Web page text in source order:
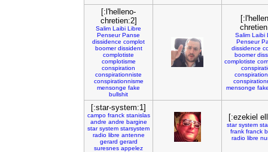
[:l'helleno-
chretien:2]
Salim Laibi Libre
Penseur Panse
dissidence complot
boomer dissident
complotiste
complotisme
conspiration
conspirationniste
conspirationnisme
mensonge fake
bullshit
Salim Laibi
Penseur
dissidence
boomer
complotiste
mensonge
[:star-system:1]
campo franck stanislas
andre andre bargine
star system starsystem
radio libre antenne
gerard gerard
suresnes appelez
[:ezekiel
star system
frank franck
radio libre